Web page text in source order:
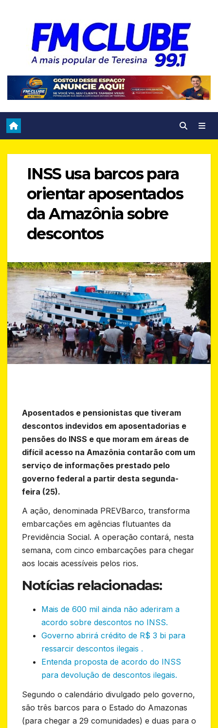
INSS usa barcos para
orientar aposentados
da Amazônia sobre
descontos
Aposentados e pensionistas que tiveram
descontos indevidos em aposentadorias e
pensões do INSS e que moram em áreas de
difícil acesso na Amazônia contarão com um
serviço de informações prestado pelo
governo federal a partir desta segunda-
feira (25).
A ação, denominada PREVBarco, transforma
embarcações em agências flutuantes da
Previdência Social. A operação contará, nesta
semana, com cinco embarcações para chegar
aos locais acessíveis pelos rios.
Notícias relacionadas:
Mais de 600 mil ainda não aderiram a
acordo sobre descontos no INSS.
Governo abrirá crédito de R$ 3 bi para
ressarcir descontos ilegais .
Entenda proposta de acordo do INSS
para devolução de descontos ilegais.
Segundo o calendário divulgado pelo governo,
são três barcos para o Estado do Amazonas
(para chegar a 29 comunidades) e duas para o